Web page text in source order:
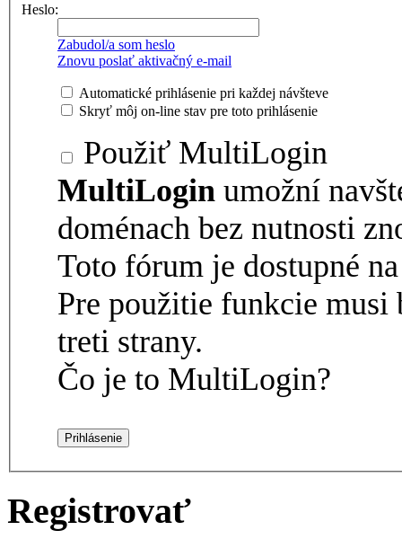
Heslo:
Zabudol/a som heslo
Znovu poslať aktivačný e-mail
Automatické prihlásenie pri každej návšteve
Skryť môj on-line stav pre toto prihlásenie
Použiť MultiLogin
MultiLogin umožní
doménach bez nutnosti
Toto fórum je dostupné
Pre použitie funkcie
treti strany.
Čo je to MultiLogin?
Registrovať